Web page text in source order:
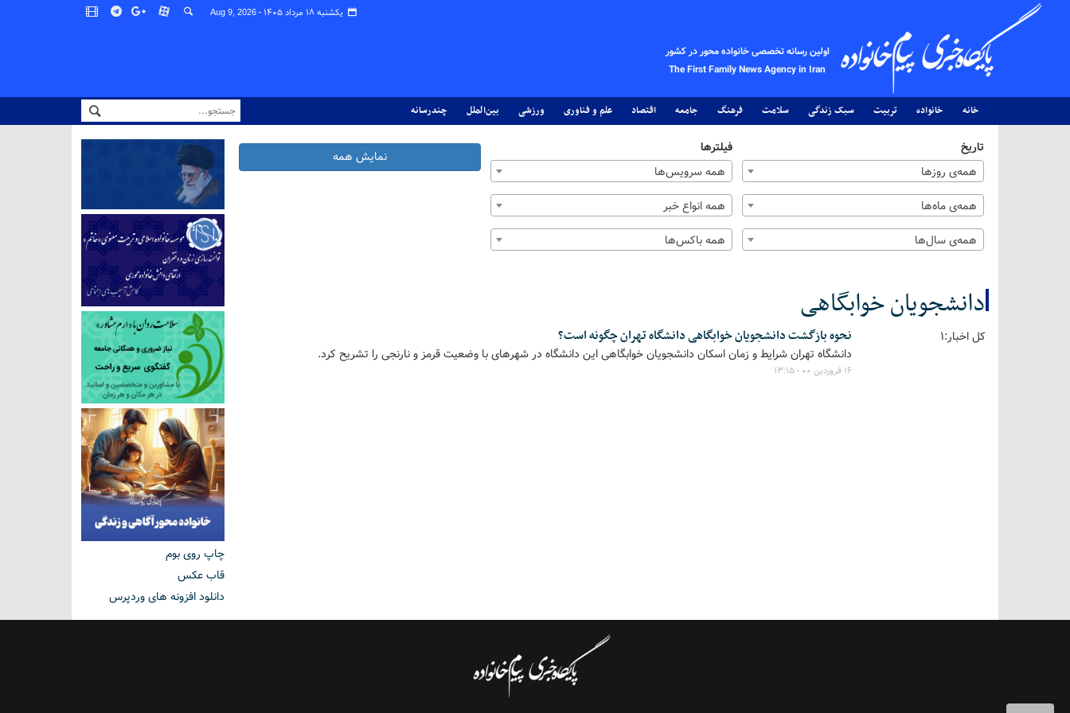
یکشنبه ۱۸ مرداد ۱۴۰۵ - Aug 9, 2026
اولین رسانه تخصصی خانواده محور در کشور
The First Family News Agency in Iran
خانه خانواده تربیت سبک زندگی سلامت فرهنگ جامعه اقتصاد علم و فناوری ورزشی بین‌الملل چندرسانه
تاریخ
همه‌ی روزها
همه‌ی ماه‌ها
همه‌ی سال‌ها
فیلترها
همه سرویس‌ها
همه انواع خبر
همه باکس‌ها
نمایش همه
دانشجویان خوابگاهی
کل اخبار:1 نحوه بازگشت دانشجویان خوابگاهی دانشگاه تهران چگونه است؟
دانشگاه تهران شرایط و زمان اسکان دانشجویان خوابگاهی این دانشگاه در شهرهای با وضعیت قرمز و نارنجی را تشریح کرد.
۱۶ فروردین ۰۰ - ۱۳:۱۵
چاپ روی بوم
قاب عکس
دانلود افزونه های وردپرس